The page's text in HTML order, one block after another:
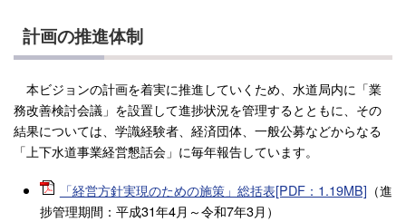
計画の推進体制
本ビジョンの計画を着実に推進していくため、水道局内に「業
務改善検討会議」を設置して進捗状況を管理するとともに、その
結果については、学識経験者、経済団体、一般公募などからなる
「上下水道事業経営懇話会」に毎年報告しています。
「経営方針実現のための施策」総括表[PDF：1.19MB] （進
捗管理期間：平成31年4月～令和7年3月）